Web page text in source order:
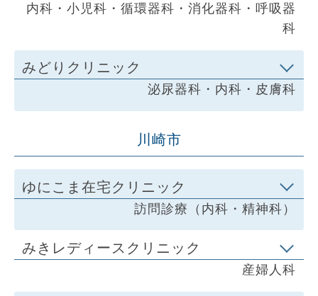
内科・小児科・循環器科・消化器科・呼吸器
科
みどりクリニック
泌尿器科・内科・皮膚科
川崎市
ゆにこま在宅クリニック
訪問診療（内科・精神科）
みきレディースクリニック
産婦人科